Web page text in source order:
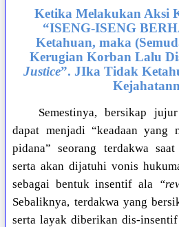
Ketika Melakukan Aksi
“ISENG-ISENG
Ketahuan, maka
Kerugian Korban Lalu
Justice”. JIka Tidak
Semestinya, bersikap
dapat menjadi “keadaan yang
pidana” seorang terdakwa
serta akan dijatuhi vonis
sebagai bentuk insentif ala
Sebaliknya, terdakwa yang
serta layak diberikan dis-insentif